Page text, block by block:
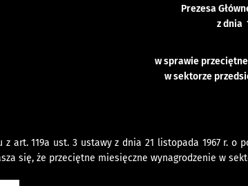
Prezesa
z dnia
w sprawie
w sektorze
z art. 119a ust. 3 ustawy z dnia 21 listopada 1967 r. o
się, że przeciętne miesięczne wynagrodzenie w